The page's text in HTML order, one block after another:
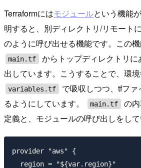
Terraformにはモジュールという機能
明すると、別ディレクトリ/リモート
のように呼び出せる機能です。この
main.tf
からトップディレクトリ
出しています。こうすることで、環
variables.tf
で吸収しつつ、tfフ
るようにしています。
main.tf
の
定義と、モジュールの呼び出しをして
provider "aws" {
  region = "${var.region}"